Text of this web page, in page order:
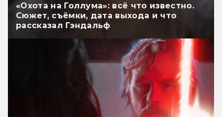
«Охота на Голлума»: всё что известно.
Сюжет, съёмки, дата выхода и что
рассказал Гэндальф